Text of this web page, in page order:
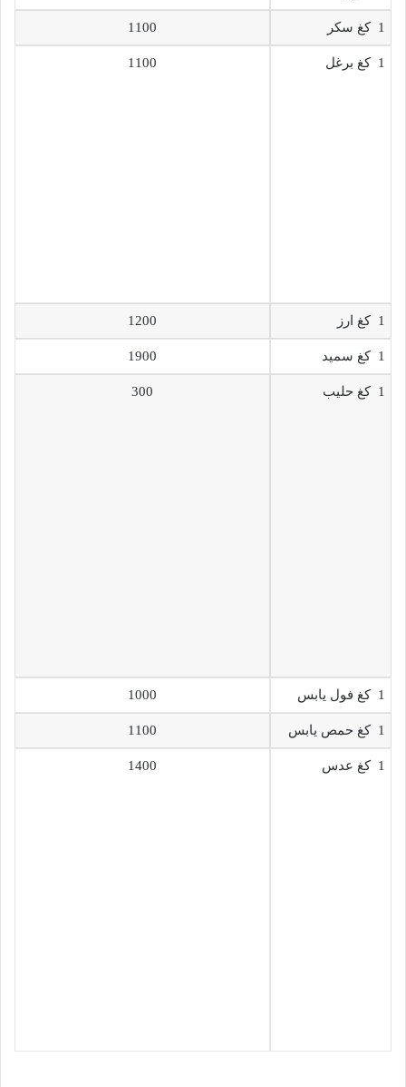
1 كغ سكر 1100
1 كغ برغل 1100
1 كغ ارز 1200
1 كغ سميد 1900
1 كغ حليب 300
1 كغ فول يابس 1000
1 كغ حمص يابس 1100
1 كغ عدس 1400